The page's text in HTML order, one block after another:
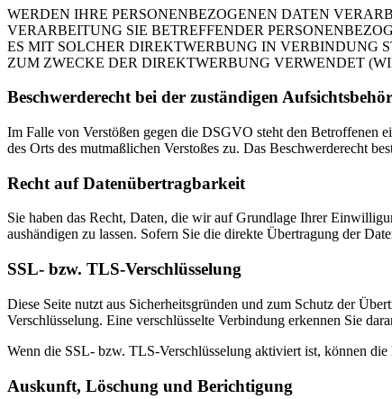
WERDEN IHRE PERSONENBEZOGENEN DATEN
VERARBEITUNG SIE BETREFFENDER
ES MIT SOLCHER DIREKTWERBUNG IN VERBINDUNG
ZUM ZWECKE DER DIREKTWERBUNG VERWENDET
Beschwerde­recht bei der zuständigen
Im Falle von Verstößen gegen die DSGVO steht den Betroffenen
des Orts des mutmaßlichen Verstoßes zu. Das Beschwerderecht
Recht auf Daten­übertrag­barkeit
Sie haben das Recht, Daten, die wir auf Grundlage Ihrer
aushändigen zu lassen. Sofern Sie die direkte Übertragung der
SSL- bzw. TLS-Verschlüsselung
Diese Seite nutzt aus Sicherheitsgründen und zum Schutz der
Verschlüsselung. Eine verschlüsselte Verbindung erkennen Sie
Wenn die SSL- bzw. TLS-Verschlüsselung aktiviert ist, können
Auskunft, Löschung und Berichtigung